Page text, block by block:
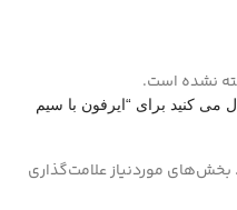
نشده است.
می کنید برای “ایرفون با سیم
بخش‌های موردنیاز علامت‌گذاری